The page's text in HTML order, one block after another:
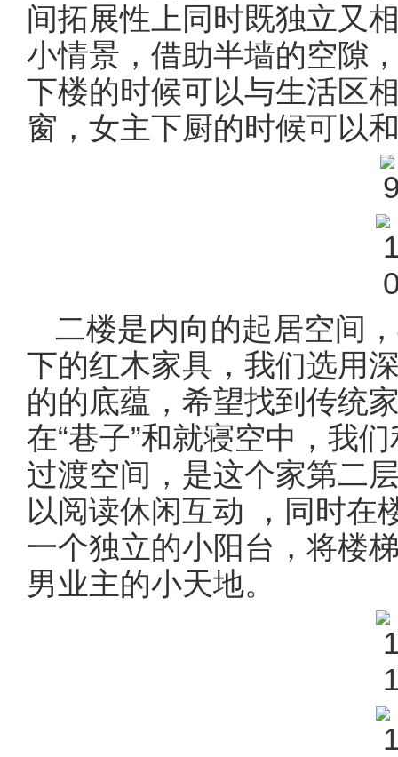
间拓展性上同时既独立又
小情景，借助半墙的空隙
下楼的时候可以与生活区
窗，女主下厨的时候可以
二楼是内向的起居空间
下的红木家具，我们选用
的的底蕴，希望找到传统
在“巷子”和就寝空中，我
过渡空间，是这个家第二
以阅读休闲互动 ，同时在
一个独立的小阳台，将楼
男业主的小天地。